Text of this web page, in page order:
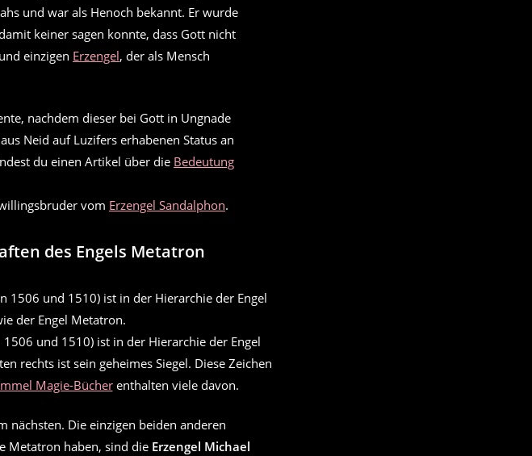
und war als Henoch bekannt. Er wurde
keiner sagen konnte, dass Gott nicht
einzigen Erzengel, der als Mensch
nachdem dieser bei Gott in Ungnade
Neid auf Luzifers erhabenen Status an
du einen Artikel über die Bedeutung
vom Erzengel Sandalphon.
des Engels Metatron
und 1510) ist in der Hierarchie der Engel
rechts ist sein geheimes Siegel. Diese Zeichen
Magie-Bücherenthalten viele davon.
nächsten. Die einzigen beiden anderen
Metatron haben, sind die Erzengel Michael